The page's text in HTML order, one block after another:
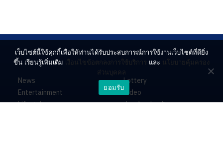
News
Entertainment
Lifestyle
Lottery
Video
ร่วมด้วยช่วยกัน
เว็บไซต์นี้ใช้คุกกี้เพื่อให้ท่านได้รับประสบการณ์การใช้งานเว็บไซต์ที่ดียิ่ง
ขึ้น เรียนรู้เพิ่มเติม เงื่อนไขข้อตกลงการใช้บริการ และ นโยบายคุ้มครอง
ส่วนบุคคล
ยอมรับ